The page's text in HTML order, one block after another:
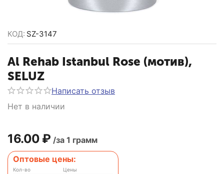
КОД: SZ-3147
Al Rehab Istanbul Rose (мотив),
SELUZ
Написать отзыв
Нет в наличии
16.00 ₽ /за 1 грамм
Оптовые цены:
Кол-во Цены